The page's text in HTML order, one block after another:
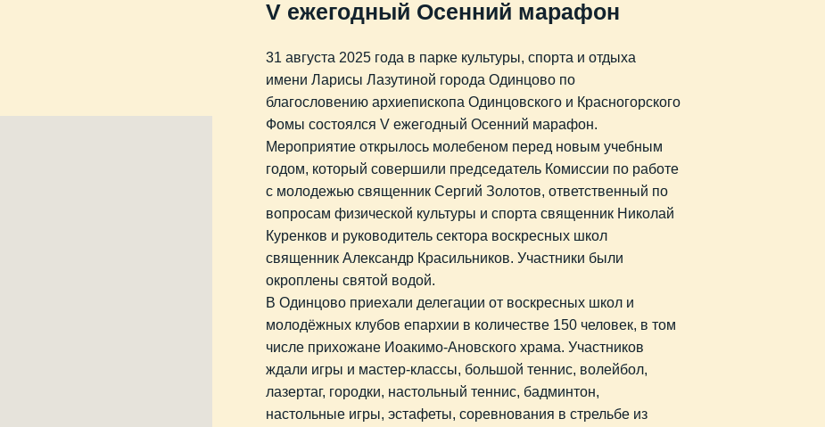
V ежегодный Осенний марафон
31 августа 2025 года в парке культуры, спорта и отдыха
имени Ларисы Лазутиной города Одинцово по
благословению архиепископа Одинцовского и Красногорского
Фомы состоялся V ежегодный Осенний марафон.
Мероприятие открылось молебеном перед новым учебным
годом, который совершили председатель Комиссии по работе
с молодежью священник Сергий Золотов, ответственный по
вопросам физической культуры и спорта священник Николай
Куренков и руководитель сектора воскресных школ
священник Александр Красильников. Участники были
окроплены святой водой.
В Одинцово приехали делегации от воскресных школ и
молодёжных клубов епархии в количестве 150 человек, в том
числе прихожане Иоакимо-Ановского храма. Участников
ждали игры и мастер-классы, большой теннис, волейбол,
лазертаг, городки, настольный теннис, бадминтон,
настольные игры, эстафеты, соревнования в стрельбе из